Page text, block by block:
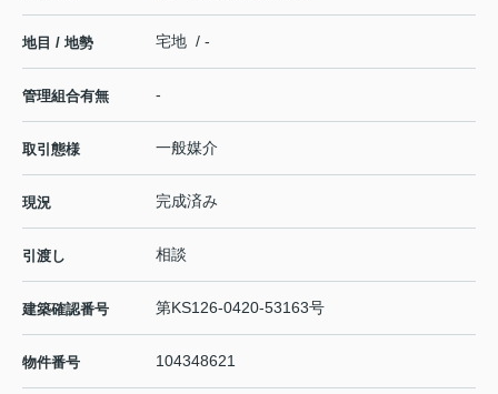
地目 / 地勢 宅地 / -
管理組合有無 -
取引態様 一般媒介
現況 完成済み
引渡し 相談
建築確認番号 第KS126-0420-53163号
物件番号 104348621